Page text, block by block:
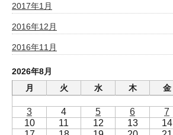
2017年1月
2016年12月
2016年11月
2026年8月
月
火 水 木 金
3
4 5 6 7
10
11 12 13 14